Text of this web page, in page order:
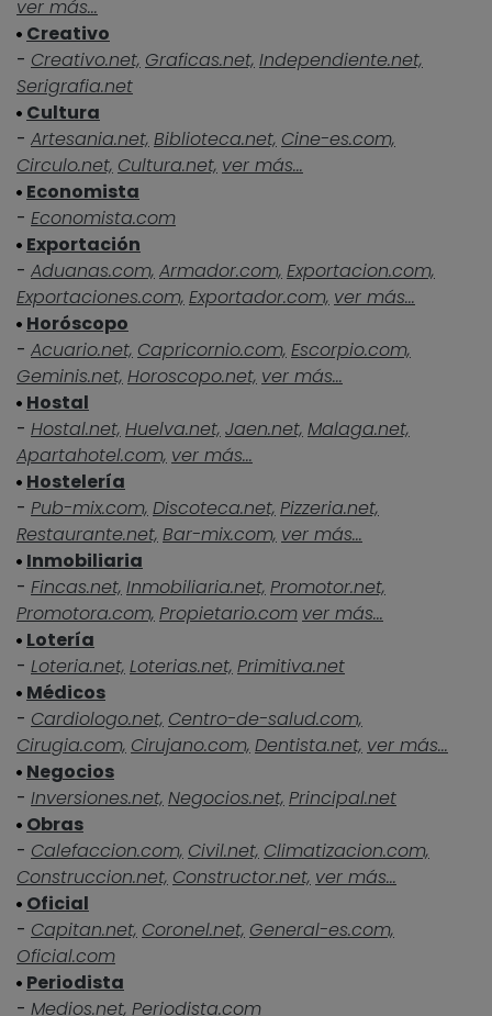
ver más...
Creativo
- Creativo.net, Graficas.net, Independiente.net,
Serigrafia.net
Cultura
- Artesania.net, Biblioteca.net, Cine-es.com,
Circulo.net, Cultura.net, ver más...
Economista
- Economista.com
Exportación
- Aduanas.com, Armador.com, Exportacion.com,
Exportaciones.com, Exportador.com, ver más...
Horóscopo
- Acuario.net, Capricornio.com, Escorpio.com,
Geminis.net, Horoscopo.net, ver más...
Hostal
- Hostal.net, Huelva.net, Jaen.net, Malaga.net,
Apartahotel.com, ver más...
Hostelería
- Pub-mix.com, Discoteca.net, Pizzeria.net,
Restaurante.net, Bar-mix.com, ver más...
Inmobiliaria
- Fincas.net, Inmobiliaria.net, Promotor.net,
Promotora.com, Propietario.com ver más...
Lotería
- Loteria.net, Loterias.net, Primitiva.net
Médicos
- Cardiologo.net, Centro-de-salud.com,
Cirugia.com, Cirujano.com, Dentista.net, ver más...
Negocios
- Inversiones.net, Negocios.net, Principal.net
Obras
- Calefaccion.com, Civil.net, Climatizacion.com,
Construccion.net, Constructor.net, ver más...
Oficial
- Capitan.net, Coronel.net, General-es.com,
Oficial.com
Periodista
- Medios.net, Periodista.com